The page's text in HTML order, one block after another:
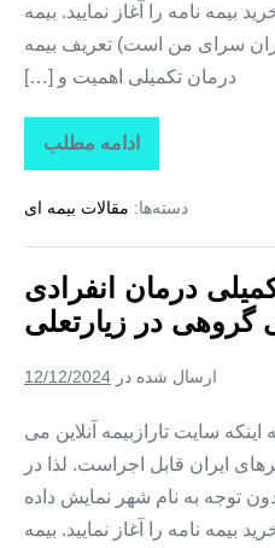
بیمه نامه را آغاز نمایید. بیمه
سرای من است) تعریف بیمه
درمان تکمیلی اهمیت و […]
ادامه مطلب
تاراز
بیمه
بیمه
درمان
+
بیمه
درمان
تکمیلی
در
دسته‌ها: مقالات بیمه ای
درمان انفرادی
گروهی در زیارتعلی
ارسال شده در 12/12/2024
سایت تارازبیمه آنلاین می
ایران قابل اجراست. لذا در
توجه به نام شهر نمایش داده
بیمه نامه را آغاز نمایید. بیمه